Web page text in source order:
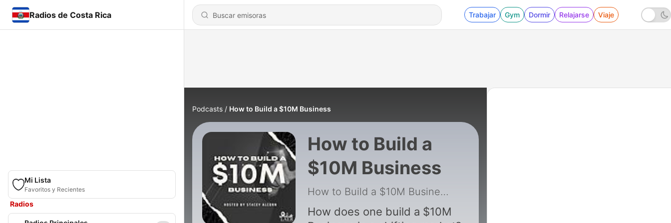
Radios de Costa Rica Trabajar Gym Dormir Relajarse Viaje
Mi Lista
Favoritos y Recientes
Radios
Podcasts How to Build a $10M Business
How to Build a
$10M Business
How to Build a $10M Business
How does one build a $10M